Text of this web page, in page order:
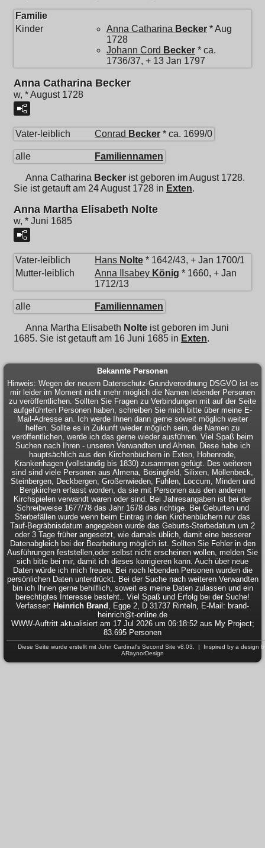
Familie
Kinder
Anna Catharina Becker * Aug
1728
Johann Cord Becker * ca.
1736/37, + 13 Jan 1797
Anna Catharina Becker
w, * August 1728
Vater-leiblich Conrad Becker * ca. 1699/0
alle Familiennamen
Anna Catharina Becker ist geboren im August 1728.
Sie ist getauft am 24 August 1728 in Exten.
Anna Martha Elisabeth Nolte
w, * Juni 1685
Vater-leiblich Hans Nolte * 1642/43, + Jan 1700/1
Mutter-leiblich
Anna Ilsabey König * 1660, + Jan
1712/13
alle Familiennamen
Anna Martha Elisabeth Nolte ist geboren im Juni
1685. Sie ist getauft am 16 Juni 1685 in Exten.
Bekannte Personen
Hinweis: Wegen der neuern Datenschutz-Grundverordnung DSGVO ist es
mir leider im Moment nicht mehr möglich die Namen lebender Personen
zu veröffentlichen. Sollten Sie Fragen zu Verbindungen mit auf der Seite
aufgeführten Personen haben, schreiben Sie mich bitte über meine E-
Mail-Adresse an. Ich werde Ihnen dann gerne soweit möglich weiter
helfen. Sollte es in Zukunft wieder möglich sein, die Namen zu
veröffentlichen, werde ich das gerne wieder ausführen. Viel Spaß beim
Suchen nach Ihren - unseren Verwandten und Ahnen. Diese habe ich
hauptsächlich aus den Kirchenbüchern in Exten, Hohenrode,
Krankenhagen (vollständig bis 1830) zusammen gefügt. Des weiteren
sind sind viele Personen aus Almena, Bösingfeld, Silixen, Möllenbeck,
Steinbergen, Deckbergen, Großenwieden, Fuhlen, Loccum, Minden und
Bergkirchen erfasst worden, da sie mit Personen aus den anderen
Kirchspielen verwandt waren oder sind. Bei Jahresangaben ist bei der
Schreibweise 1677/78 das Jahr 1678 das richtige. Bei Geburten und
Sterbefällen wurde wenn beim Eintrag in den Kirchenbüchern nur das
Tauf-Begräbnisdatum angegeben wurde das Geburts-Sterbedatum um 2
oder 3 Tage früher angesetzt, wie damals üblich, damit eine besserer
Datenabgleich bei der Bearbeitung möglich ist. Sollten Sie Fehler in den
Ausführungen feststellen,oder selbst nicht erscheinen wollen, melden Sie
sich bitte bei mir, damit ich dieses korrigieren kann. Auch über neue
Daten würde ich mich freuen. Bei noch lebenden Personen wurden die
persönlichen Daten unterdrückt. Bei der Suche nach weiteren Verwandten
bin ich Ihnen gerne behilflich, soweit es meine Daten zulassen und ein
berechtigtes Interesse besteht.. Viel Spaß und Erfolg bei der Suche!
Verfasser: Heinrich Brand , Egge 2, D 31737 Rinteln, E-Mail: brand-
heinrich@t-online.de
WWW-Auftritt aktualisiert am 17 Jul 2026 um 06:18:52 aus My Project;
83.695 Personen
Diese Seite wurde erstellt mit John Cardinal's Second Site v8.03. | Inspired by a design
ARaynorDesign